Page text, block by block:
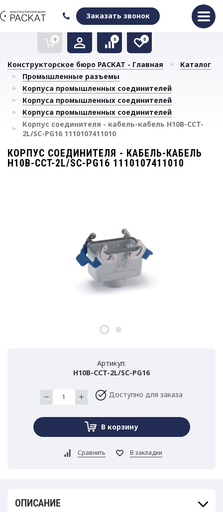
Заказать звонок
0
Очистить список сравнения
0
Очистить избранное
0
Конструкторское бюро РАСКАТ - Главная
Каталог
Промышленные разъемы
Корпуса промышленных соединителей
Корпуса промышленных соединителей
Корпуса промышленных соединителей
Корпус соединителя - кабель-кабель H10B-CCT-
2L/SC-PG16 1110107411010
КОРПУС СОЕДИНИТЕЛЯ - КАБЕЛЬ-КАБЕЛЬ
H10B-CCT-2L/SC-PG16 1110107411010
Артикул:
H10B-CCT-2L/SC-PG16
Доступно для заказа
ОПИСАНИЕ